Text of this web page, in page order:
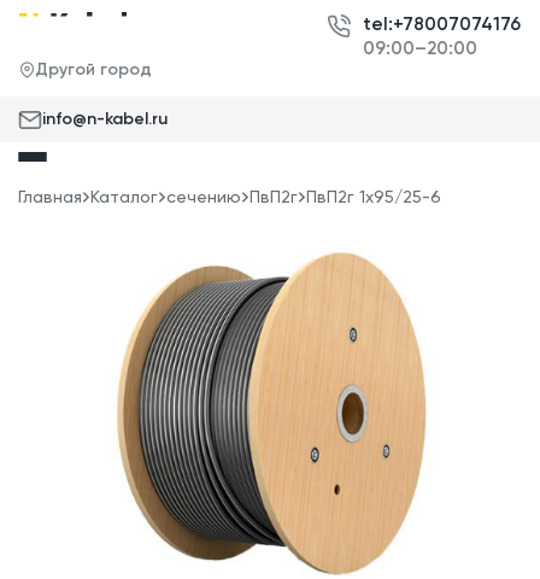
Другой город
tel:+78007074176
09:00–20:00
info@n-kabel.ru
Главная Каталог сечению ПвП2г ПвП2г 1x95/25-6